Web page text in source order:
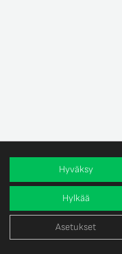
Tilaus-
Hyväksy
Hylkää
Asetukset